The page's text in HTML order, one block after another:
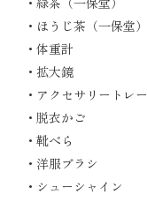
ほうじ茶（一保堂）
体重計
拡大鏡
アクセサリートレー
脱衣かご
靴べら
洋服ブラシ
シューシャイン